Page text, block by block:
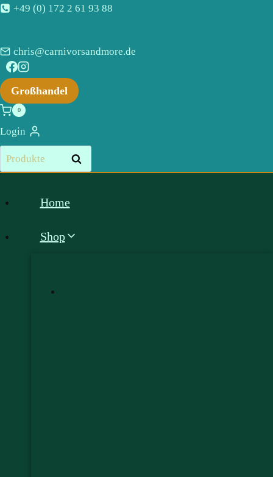
Zum+49 (0) 172 2 61 93 88
chris@carnivorsandmore.de
Großhandel
0
Login
Suchen
nach:
Suchen
Home
Shop